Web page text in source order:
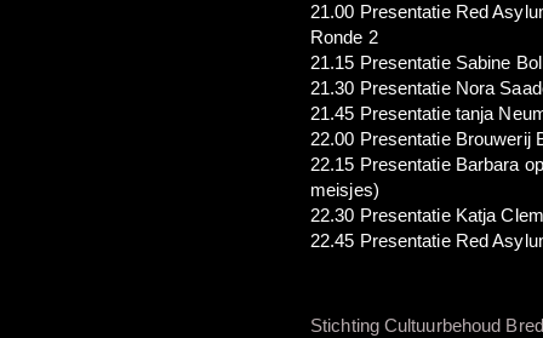
21.00 Presentatie Red
Ronde 2
21.15 Presentatie Sabine
21.30 Presentatie Nora
21.45 Presentatie tanja
22.00 Presentatie Brouwerij
22.15 Presentatie Barbara
meisjes)
22.30 Presentatie Katja
22.45 Presentatie Red
Stichting Cultuurbehoud